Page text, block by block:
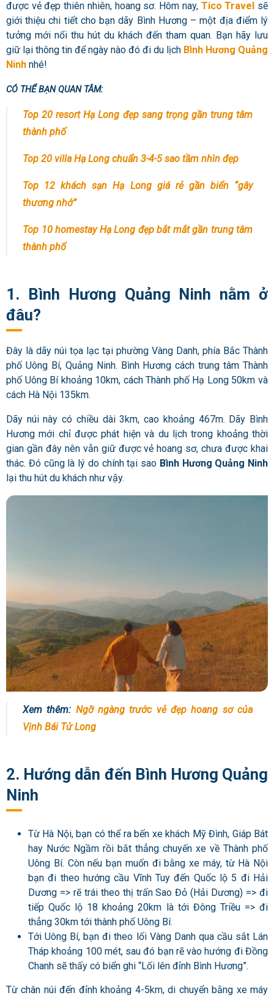
được vẻ đẹp thiên nhiên, hoang sơ. Hôm nay, Tico Travel sẽ
giới thiệu chi tiết cho bạn dãy Bình Hương – một địa điểm lý
tưởng mới nổi thu hút du khách đến tham quan. Bạn hãy lưu
giữ lại thông tin để ngày nào đó đi du lịch Bình Hương Quảng
Ninh nhé!
CÓ THỂ BẠN QUAN TÂM:
Top 20 resort Hạ Long đẹp sang trọng gần trung tâm
thành phố
Top 20 villa Hạ Long chuẩn 3-4-5 sao tầm nhìn đẹp
Top 12 khách sạn Hạ Long giá rẻ gần biển “gây
thương nhớ”
Top 10 homestay Hạ Long đẹp bắt mắt gần trung tâm
thành phố
1. Bình Hương Quảng Ninh nằm ở
đâu?
Đây là dãy núi tọa lạc tại phường Vàng Danh, phía Bắc Thành
phố Uông Bí, Quảng Ninh. Bình Hương cách trung tâm Thành
phố Uông Bí khoảng 10km, cách Thành phố Hạ Long 50km và
cách Hà Nội 135km.
Dãy núi này có chiều dài 3km, cao khoảng 467m. Dãy Bình
Hương mới chỉ được phát hiện và du lịch trong khoảng thời
gian gần đây nên vẫn giữ được vẻ hoang sơ, chưa được khai
thác. Đó cũng là lý do chính tại sao Bình Hương Quảng Ninh
lại thu hút du khách như vậy.
Xem thêm: Ngỡ ngàng trước vẻ đẹp hoang sơ của
Vịnh Bái Tử Long
2. Hướng dẫn đến Bình Hương Quảng
Ninh
Từ Hà Nội, bạn có thể ra bến xe khách Mỹ Đình, Giáp Bát
hay Nước Ngầm rồi bắt thẳng chuyến xe về Thành phố
Uông Bí. Còn nếu bạn muốn đi bằng xe máy, từ Hà Nội
bạn đi theo hướng cầu Vĩnh Tuy đến Quốc lộ 5 đi Hải
Dương => rẽ trái theo thị trấn Sao Đỏ (Hải Dương) => đi
tiếp Quốc lộ 18 khoảng 20km là tới Đông Triều => đi
thẳng 30km tới thành phố Uông Bí.
Tới Uông Bí, bạn đi theo lối Vàng Danh qua cầu sắt Lán
Tháp khoảng 100 mét, sau đó bạn rẽ vào hướng đi Đồng
Chanh sẽ thấy có biển ghi “Lối lên đỉnh Bình Hương”.
Từ chân núi đến đỉnh khoảng 4-5km, di chuyển bằng xe máy